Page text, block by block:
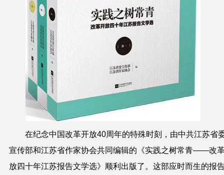
在纪念中国改革开放40周年的特殊时刻，由中共江苏省
宣传部和江苏省作家协会共同编辑的《实践之树常青——改
放四十年江苏报告文学选》顺利出版了。这部应时而生的报